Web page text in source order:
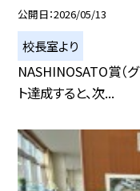
公開日 2026/05/13
校長室より
NASHINOSATO賞（
ト達成すると、次...